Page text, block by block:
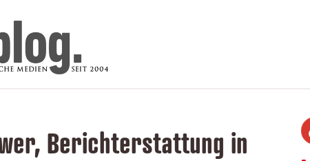
Berichterstattung in